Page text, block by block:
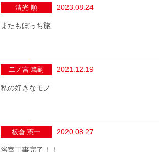
清光 順 2023.08.24
またもぼっち旅
二ノ宮 篤嗣 2021.12.19
私の好きなモノ
板倉 憲一 2020.08.27
浴室工事完了！！